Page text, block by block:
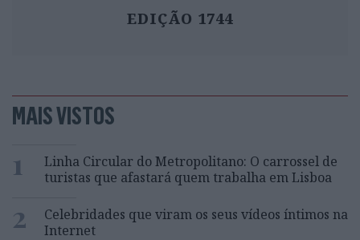
EDIÇÃO 1744
MAIS VISTOS
1
Linha Circular do Metropolitano: O carrossel de
turistas que afastará quem trabalha em Lisboa
2
Celebridades que viram os seus vídeos íntimos na
Internet